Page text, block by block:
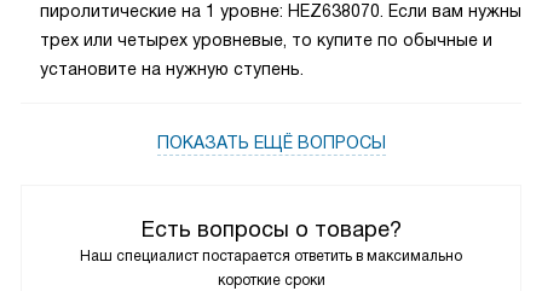
Есть вопросы о товаре?
Наш специалист постарается ответить в максимально
короткие сроки
пиролитические на 1 уровне: HEZ638070. Если вам нужны
трех или четырех уровневые, то купите по обычные и
установите на нужную ступень.
ПОКАЗАТЬ ЕЩЁ ВОПРОСЫ